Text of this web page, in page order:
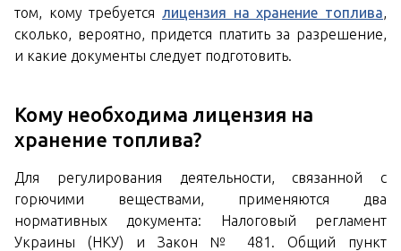
том, кому требуется лицензия на хранение топлива,
сколько, вероятно, придется платить за разрешение,
и какие документы следует подготовить.
Кому необходима лицензия на
хранение топлива?
Для регулирования деятельности, связанной с
горючими веществами, применяются два
нормативных документа: Налоговый регламент
Украины (НКУ) и Закон № 481. Общий пункт